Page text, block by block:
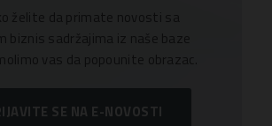
vas da popounite obrazac.
SE NA E-NOVOSTI